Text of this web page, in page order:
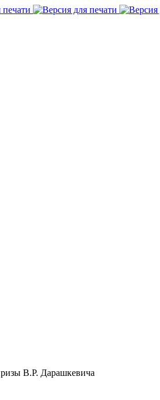
В.Р. Дарашкевича